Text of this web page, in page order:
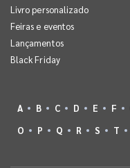
Livro personalizado
Feiras e eventos
Lançamentos
Black Friday
A B C D E F
O
P Q R S T